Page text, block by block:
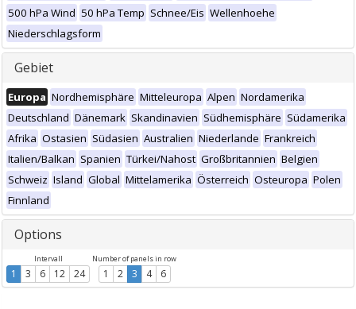
500 hPa Wind 50 hPa Temp Schnee/Eis Wellenhoehe
Niederschlagsform
Gebiet
Europa Nordhemisphäre Mitteleuropa Alpen Nordamerika
Deutschland Dänemark Skandinavien Südhemisphäre Südamerika
Afrika Ostasien Südasien Australien Niederlande Frankreich
Italien/Balkan Spanien Türkei/Nahost Großbritannien Belgien
Schweiz Island Global Mittelamerika Österreich Osteuropa Polen
Finnland
Options
Intervall
1 3 6 12 24
Number of panels in row
1 2 3 4 6